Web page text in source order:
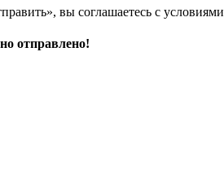
вы соглашаетесь с условиями
отправлено!